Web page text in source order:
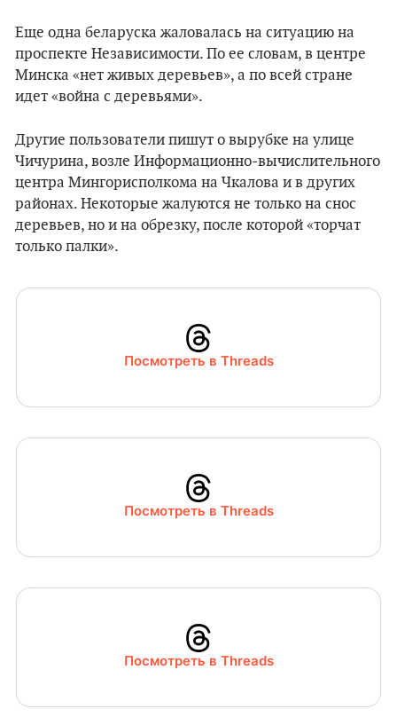
Еще одна беларуска жаловалась на ситуацию на
проспекте Независимости. По ее словам, в центре
Минска «нет живых деревьев», а по всей стране
идет «война с деревьями».
Другие пользователи пишут о вырубке на улице
Чичурина, возле Информационно-вычислительного
центра Мингорисполкома на Чкалова и в других
районах. Некоторые жалуются не только на снос
деревьев, но и на обрезку, после которой «торчат
только палки».
Посмотреть в Threads
Посмотреть в Threads
Посмотреть в Threads